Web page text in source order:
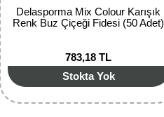
Delasporma Mix Colour Karışık
Renk Buz Çiçeği Fidesi (50 Adet)
783,18 TL
Stokta Yok